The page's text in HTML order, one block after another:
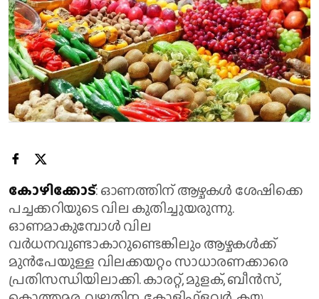
കോഴിക്കോട്: ഓണത്തിന് ആഴ്ചകൾ ശേഷിക്കെ
പച്ചക്കറിയുടെ വില കുതിച്ചുയരുന്നു.
ഓണമാകുമ്പോൾ വില
വർധനവുണ്ടാകാറുണ്ടെങ്കിലും ആഴ്ചകൾക്ക്
മുൻപേയുള്ള വിലക്കയറ്റം സാധാരണക്കാരെ
പ്രതിസന്ധിയിലാക്കി. കാരറ്റ്, മുളക്, ബീൻസ്,